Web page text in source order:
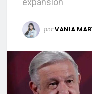
expansión
por VANIA